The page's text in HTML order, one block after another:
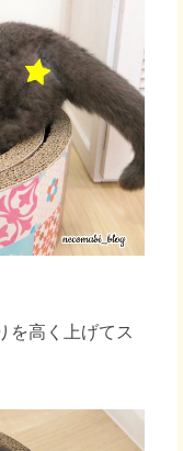
を高く上げてス